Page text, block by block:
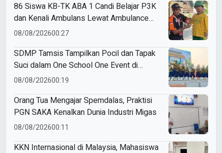
86 Siswa KB-TK ABA 1 Candi Belajar P3K
dan Kenali Ambulans Lewat Ambulance
Goes to Schools
08/08/202600:27
SDMP Tamsis Tampilkan Pocil dan Tapak
Suci dalam One School One Event di
Mojokerto
08/08/202600:19
Orang Tua Mengajar Spemdalas, Praktisi
PGN SAKA Kenalkan Dunia Industri Migas
08/08/202600:11
KKN Internasional di Malaysia, Mahasiswa